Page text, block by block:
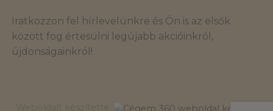
Iratkozzon fel hírlevelünkre és Ön is az elsők
között fog értesülni legújabb akcióinkról,
újdonságainkról!